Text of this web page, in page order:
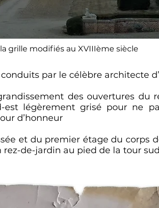
grille modifiés au XVIIIème siècle
par le célèbre architecte
des ouvertures du
légèrement grisé pour ne
d’honneur
et du premier étage du corps
de-jardin au pied de la tour